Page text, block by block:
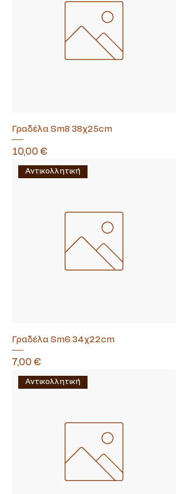
Γραδέλα Sm8 38χ25cm
Τιμή
10,00 €
Αντικολλητική
Γραδέλα Sm6 34χ22cm
Τιμή
7,00 €
Αντικολλητική